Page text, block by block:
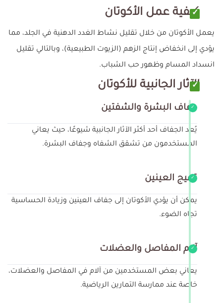
كيفية عمل الأكوتان
يعمل الأكوتان من خلال تقليل نشاط الغدد الدهنية في الجلد، مما
يؤدي إلى انخفاض إنتاج الزهم (الزيوت الطبيعية)، وبالتالي تقليل
انسداد المسام وظهور حب الشباب.
الآثار الجانبية للأكوتان
جفاف البشرة والشفتين
يُعد الجفاف أحد أكثر الآثار الجانبية شيوعًا، حيث يعاني
المستخدمون من تشقق الشفاه وجفاف البشرة.
تهيج العينين
يمكن أن يؤدي الأكوتان إلى جفاف العينين وزيادة الحساسية
تجاه الضوء.
آلام المفاصل والعضلات
يعاني بعض المستخدمين من آلام في المفاصل والعضلات،
خاصة عند ممارسة التمارين الرياضية.